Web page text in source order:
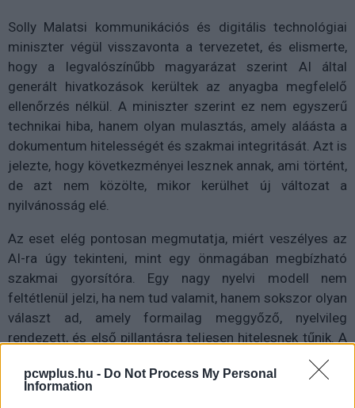
pcwplus.hu - Do Not Process My Personal
Information
Solly Malatsi kommunikációs és digitális technológiai
miniszter végül visszavonta a tervezetet, és elismerte,
hogy a legvalószínűbb magyarázat szerint AI által
generált hivatkozások kerültek az anyagba megfelelő
ellenőrzés nélkül. A miniszter szerint ez nem egyszerű
technikai hiba, hanem olyan mulasztás, amely aláásta a
dokumentum hitelességét és szakmai integritását. Azt is
jelezte, hogy következményei lesznek annak, ami történt,
de azt nem közölte, mikor kerülhet új változat a
nyilvánosság elé.
Az eset elég pontosan megmutatja, miért veszélyes az
AI-ra úgy tekinteni, mint egy önmagában megbízható
szakmai gyorsítóra. Egy nagy nyelvi modell nem
feltétlenül jelzi, ha nem tud valamit, hanem sokszor olyan
választ ad, amely formailag meggyőző, nyelvileg
rendezett, és első pillantásra teljesen hitelesnek tűnik. A
hamis hivatkozások éppen ezért különösen alattomosak:
nem feltűnő butaságként jelennek meg, hanem úgy,